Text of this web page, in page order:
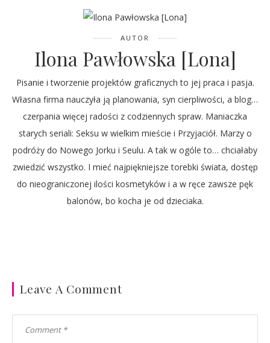
AUTOR
Ilona Pawłowska [Lona]
Pisanie i tworzenie projektów graficznych to jej praca i pasja.
Własna firma nauczyła ją planowania, syn cierpliwości, a blog…
czerpania więcej radości z codziennych spraw. Maniaczka
starych seriali: Seksu w wielkim mieście i Przyjaciół. Marzy o
podróży do Nowego Jorku i Seulu. A tak w ogóle to… chciałaby
zwiedzić wszystko. I mieć najpiękniejsze torebki świata, dostęp
do nieograniczonej ilości kosmetyków i a w ręce zawsze pęk
balonów, bo kocha je od dzieciaka.
Leave A Comment